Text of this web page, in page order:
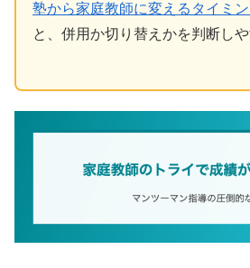
塾から家庭教師に変えるタイミ
と、併用か切り替えかを判断しや